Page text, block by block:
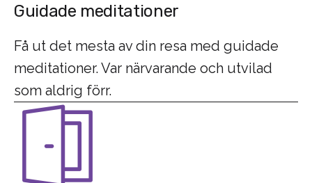
Guidade meditationer
Få ut det mesta av din resa med guidade
meditationer. Var närvarande och utvilad
som aldrig förr.